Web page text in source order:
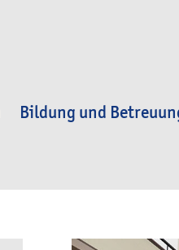
Bildung und